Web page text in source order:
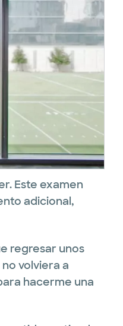
Este examen
adicional,
regresar unos
volviera a
hacerme una